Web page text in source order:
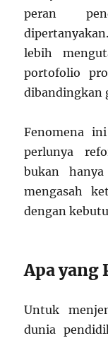
peran
lebih
portofolio
dibandingkan
Fenomena
perlunya
bukan
mengasah
dengan
Apa yang
Untuk
dunia